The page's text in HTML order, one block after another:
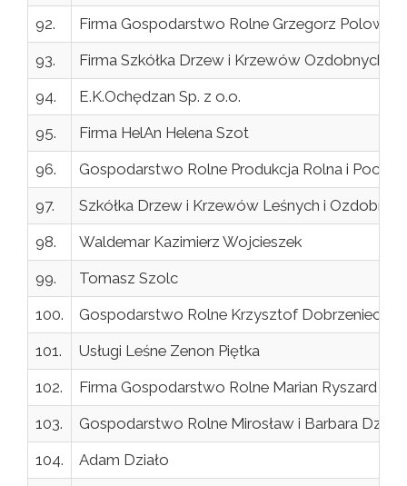
92.
Firma Gospodarstwo Rolne Grzegorz Polowiec
93.
Firma Szkółka Drzew i Krzewów Ozdobnych
94.
E.K.Ochędzan Sp. z o.o.
95.
Firma HelAn Helena Szot
96.
Gospodarstwo Rolne Produkcja Rolna i
97.
Szkółka Drzew i Krzewów Leśnych i
98.
Waldemar Kazimierz Wojcieszek
99.
Tomasz Szolc
100.
Gospodarstwo Rolne Krzysztof Dobrzeniecki
101.
Usługi Leśne Zenon Piętka
102.
Firma Gospodarstwo Rolne Marian Ryszard
103.
Gospodarstwo Rolne Mirosław i Barbara Działa
104.
Adam Działo